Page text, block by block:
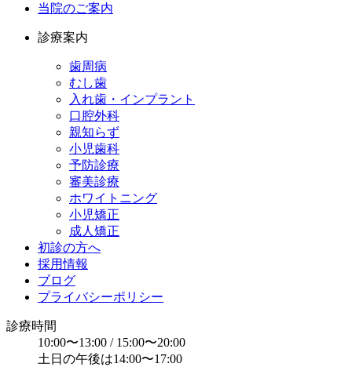
当院のご案内
診療案内
歯周病
むし歯
入れ歯・インプラント
口腔外科
親知らず
小児歯科
予防診療
審美診療
ホワイトニング
小児矯正
成人矯正
初診の方へ
採用情報
ブログ
プライバシーポリシー
診療時間
10:00〜13:00 / 15:00〜20:00
土日の午後は14:00〜17:00